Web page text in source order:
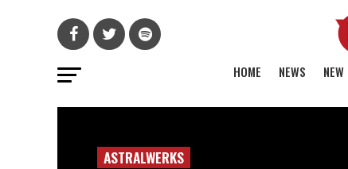
HOME NEWS
ASTRALWERKS